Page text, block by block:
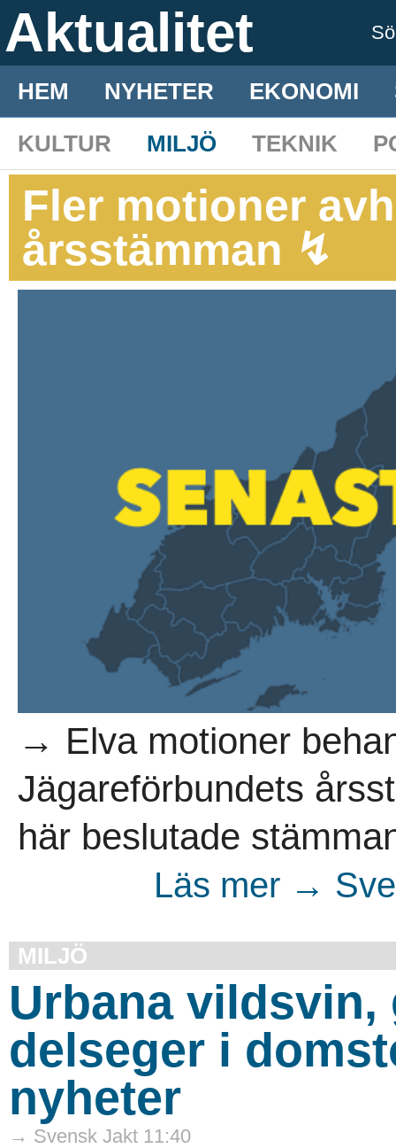
Aktualitet
HEM NYHETER EKONOMI
KULTUR
MILJÖ TEKNIK
Fler motioner
årsstämman ↯
→ Elva motioner
Jägareförbundets
här beslutade
Läs mer →
MILJÖ
Urbana
delseger i
nyheter
→ Svensk Jakt 11:40